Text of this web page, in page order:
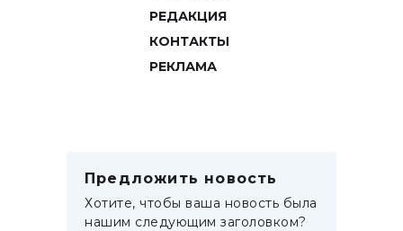
РЕДАКЦИЯ
КОНТАКТЫ
РЕКЛАМА
Предложить новость
Хотите, чтобы ваша новость была
нашим следующим заголовком?